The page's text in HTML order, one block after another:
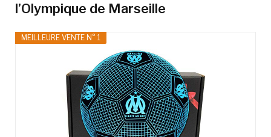
l’Olympique de Marseille
MEILLEURE VENTE N° 1